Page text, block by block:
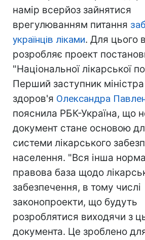
намір всерйоз зайнятися
врегулюванням питання
українців ліками. Для цього
розробляє проект
"Національної лікарської
Перший заступник
здоров'я Олександра
пояснила РБК-Україна, що
документ стане основою
системи лікарського
населення. "Вся інша
правова база щодо
забезпечення, в тому числі
законопроекти, що будуть
розроблятися виходячи з
документа. Це зроблено